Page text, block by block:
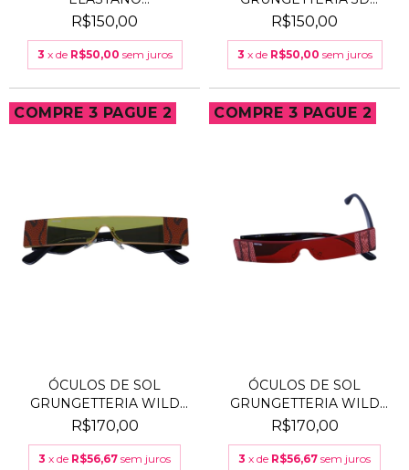
GRUNGETTERIA...
R$150,00
3 x de R$50,00 sem juros
AMARELO
R$150,00
3 x de R$50,00 sem juros
COMPRE 3 PAGUE 2
ÓCULOS DE SOL
GRUNGETTERIA WILD
AMARELO
R$170,00
3 x de R$56,67 sem juros
COMPRE 3 PAGUE 2
ÓCULOS DE SOL
GRUNGETTERIA WILD
VERMELHO
R$170,00
3 x de R$56,67 sem juros